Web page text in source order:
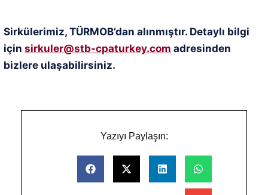
Sirkülerimiz, TÜRMOB’dan alınmıştır. Detaylı bilgi
için sirkuler@stb-cpaturkey.com adresinden
bizlere ulaşabilirsiniz.
Yazıyı Paylaşın: